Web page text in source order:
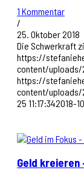
1 Kommentar
/
25. Oktober 2018
Die Schwerkraft
https://
content/uploads/
https://
content/uploads/
25 11:17:342018-
Geld